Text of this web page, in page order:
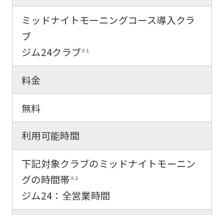
ミッドナイトモーニングコース導入クラ
ブ
ジム24クラブ※1
料金
無料
利用可能時間
下記対象クラブのミッドナイトモーニン
グの時間帯※2
ジム24：全営業時間
accurate
may
from
original
content.